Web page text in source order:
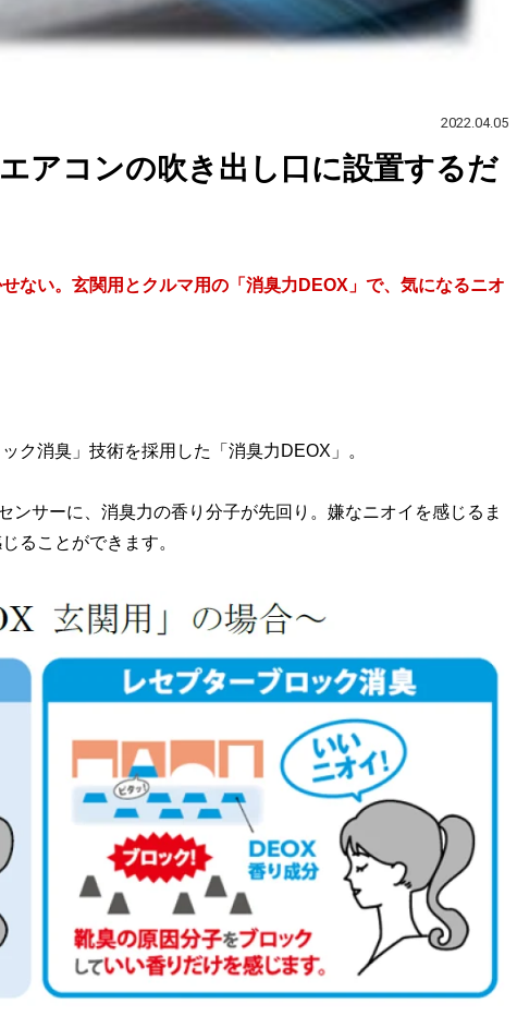
2022.04.05
アコンの吹き出し口に設置するだ
ない。玄関用とクルマ用の「消臭力DEOX」で、気になるニオ
ク消臭」技術を採用した「消臭力DEOX」。
サーに、消臭力の香り分子が先回り。嫌なニオイを感じるま
ることができます。